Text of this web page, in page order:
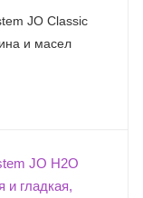
JO Classic
и масел